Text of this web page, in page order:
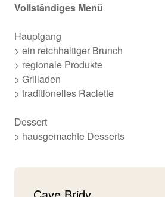
Vollständiges Menü
Hauptgang
> ein reichhaltiger Brunch
> regionale Produkte
> Grilladen
> traditionelles Raclette
Dessert
> hausgemachte Desserts